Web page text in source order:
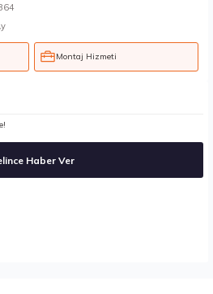
Montaj Hizmeti
Haber Ver